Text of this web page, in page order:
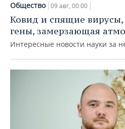
Общество 09 авг, 00:00
Ковид и спящие вирусы,
гены, замерзающая
Интересные новости науки за